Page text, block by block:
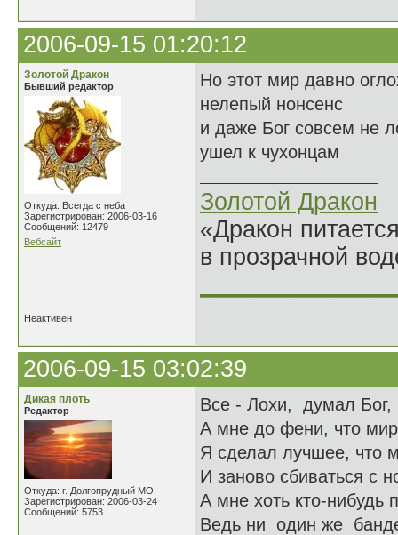
2006-09-15 01:20:12
Золотой Дракон
Бывший редактор
Откуда: Всегда с неба
Зарегистрирован: 2006-03-16
Сообщений: 12479
Вебсайт
Но этот мир давно
нелепый нонсенс
и даже Бог совсем не
ушел к чухонцам
Золотой Дракон
«Дракон
в прозрачной
Неактивен
2006-09-15 03:02:39
Дикая плоть
Редактор
Откуда: г. Долгопрудный МО
Зарегистрирован: 2006-03-24
Сообщений: 5753
Все - Лохи, думал
А мне до фени, что
Я сделал лучшее, что
И заново сбиваться с
А мне хоть кто-нибудь
Ведь ни один же